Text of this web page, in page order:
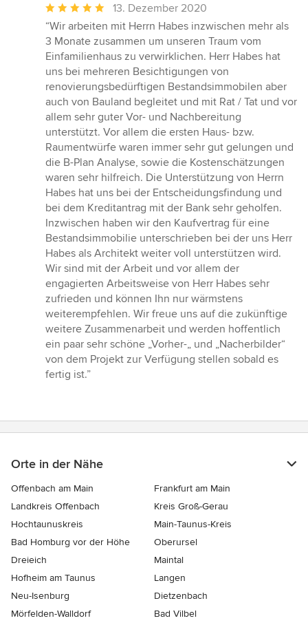
Durchschnittliche
Bewertung:
5
von
5
Sternen
13. Dezember 2020
“Wir arbeiten mit Herrn Habes inzwischen mehr als
3 Monate zusammen um unseren Traum vom
Einfamilienhaus zu verwirklichen. Herr Habes hat
uns bei mehreren Besichtigungen von
renovierungsbedürftigen Bestandsimmobilen aber
auch von Bauland begleitet und mit Rat / Tat und vor
allem sehr guter Vor- und Nachbereitung
unterstützt. Vor allem die ersten Haus- bzw.
Raumentwürfe waren immer sehr gut gelungen und
die B-Plan Analyse, sowie die Kostenschätzungen
waren sehr hilfreich. Die Unterstützung von Herrn
Habes hat uns bei der Entscheidungsfindung und
bei dem Kreditantrag mit der Bank sehr geholfen.
Inzwischen haben wir den Kaufvertrag für eine
Bestandsimmobilie unterschrieben bei der uns Herr
Habes als Architekt weiter voll unterstützen wird.
Wir sind mit der Arbeit und vor allem der
engagierten Arbeitsweise von Herr Habes sehr
zufrieden und können Ihn nur wärmstens
weiterempfehlen. Wir freue uns auf die zukünftige
weitere Zusammenarbeit und werden hoffentlich
ein paar sehr schöne „Vorher-„ und „Nacherbilder“
von dem Projekt zur Verfügung stellen sobald es
fertig ist.”
Orte in der Nähe
Offenbach am Main
Frankfurt am Main
Landkreis Offenbach
Kreis Groß-Gerau
Hochtaunuskreis
Main-Taunus-Kreis
Bad Homburg vor der Höhe
Oberursel
Dreieich
Maintal
Hofheim am Taunus
Langen
Neu-Isenburg
Dietzenbach
Mörfelden-Walldorf
Bad Vilbel